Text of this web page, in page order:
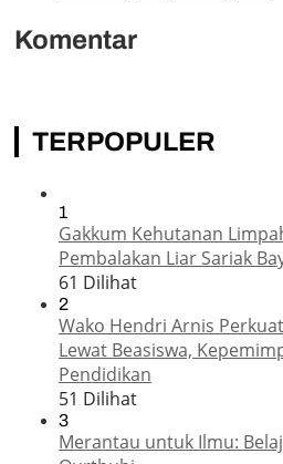
Komentar
TERPOPULER
1
Gakkum Kehutanan
Pembalakan Liar Sariak
61 Dilihat
2
Wako Hendri Arnis
Lewat Beasiswa,
Pendidikan
51 Dilihat
3
Merantau untuk Ilmu: